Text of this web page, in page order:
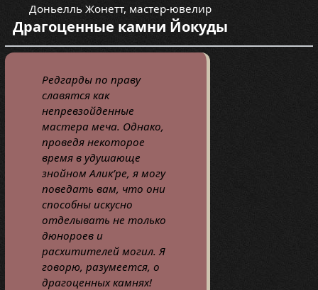
Доньелль Жонетт, мастер-ювелир
Драгоценные камни Йокуды
Редгарды по праву
славятся как
непревзойденные
мастера меча. Однако,
проведя некоторое
время в удушающе
знойном Алик’ре, я могу
поведать вам, что они
способны искусно
отделывать не только
дюнороев и
расхитителей могил. Я
говорю, разумеется, о
драгоценных камнях!